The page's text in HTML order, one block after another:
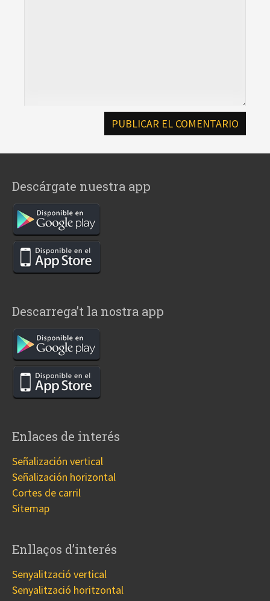
Descárgate nuestra app
Descarrega’t la nostra app
Enlaces de interés
Señalización vertical
Señalización horizontal
Cortes de carril
Sitemap
Enllaços d’interés
Senyalització vertical
Senyalització horitzontal